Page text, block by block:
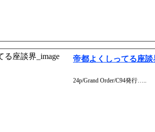
帝都よくしってる座談
24p/Grand Order/C94発行…..